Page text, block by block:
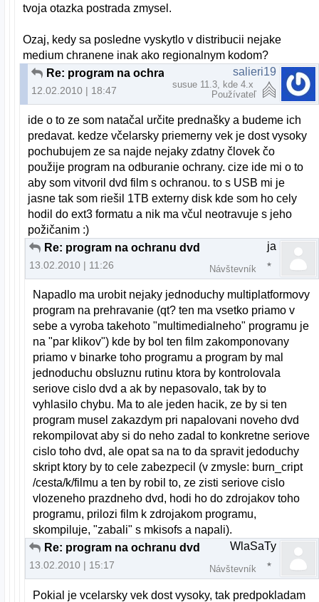
tvoja otazka postrada zmysel.
Ozaj, kedy sa posledne vyskytlo v distribucii nejake
medium chranene inak ako regionalnym kodom?
Re: program na ochranu dvd
12.02.2010 | 18:47
salieri19
susue 11.3, kde 4.x
Používateľ
ide o to ze som natačal určite prednašky a budeme ich
predavat. kedze včelarsky priemerny vek je dost vysoky
pochubujem ze sa najde nejaky zdatny človek čo
použije program na odburanie ochrany. cize ide mi o to
aby som vitvoril dvd film s ochranou. to s USB mi je
jasne tak som riešil 1TB externy disk kde som ho cely
hodil do ext3 formatu a nik ma včul neotravuje s jeho
požičanim :)
Re: program na ochranu dvd
13.02.2010 | 11:26
ja
Návštevník
Napadlo ma urobit nejaky jednoduchy multiplatformovy
program na prehravanie (qt? ten ma vsetko priamo v
sebe a vyroba takehoto "multimedialneho" programu je
na "par klikov") kde by bol ten film zakomponovany
priamo v binarke toho programu a program by mal
jednoduchu obsluznu rutinu ktora by kontrolovala
seriove cislo dvd a ak by nepasovalo, tak by to
vyhlasilo chybu. Ma to ale jeden hacik, ze by si ten
program musel zakazdym pri napalovani noveho dvd
rekompilovat aby si do neho zadal to konkretne seriove
cislo toho dvd, ale opat sa na to da spravit jedoduchy
skript ktory by to cele zabezpecil (v zmysle: burn_cript
/cesta/k/filmu a ten by robil to, ze zisti seriove cislo
vlozeneho prazdneho dvd, hodi ho do zdrojakov toho
programu, prilozi film k zdrojakom programu,
skompiluje, "zabali" s mkisofs a napali).
Re: program na ochranu dvd
13.02.2010 | 15:17
WlaSaTy
Návštevník
Pokial je vcelarsky vek dost vysoky, tak predpokladam